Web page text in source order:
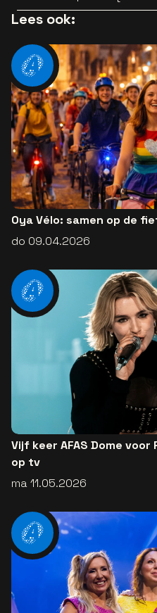
Lees ook:
Oya Vélo: samen op de
do 09.04.2026
Vijf keer AFAS Dome
op tv
ma 11.05.2026